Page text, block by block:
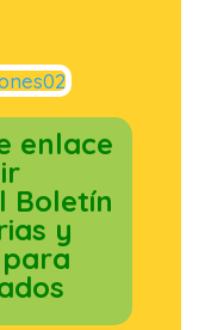
enlace
Boletín
y